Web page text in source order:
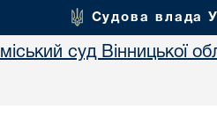
Судова влада
суд Вінницької